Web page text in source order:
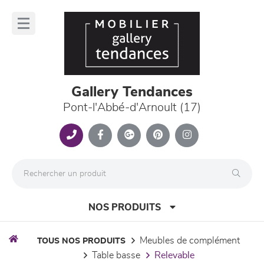
Gallery Tendances
Pont-l'Abbé-d'Arnoult (17)
NOS PRODUITS
TOUS NOS PRODUITS
meubles de complément
table basse
relevable